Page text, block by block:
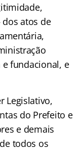
atos de
fundacional, e
Legislativo,
do Prefeito e
e demais
todos os